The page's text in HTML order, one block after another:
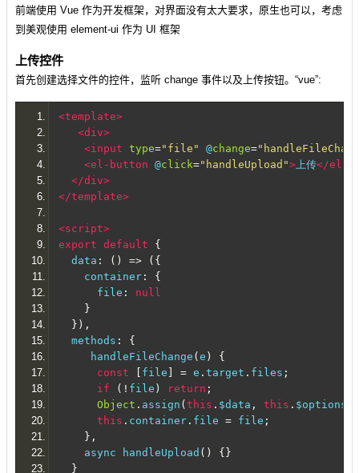
前端使用 Vue 作为开发框架，对界面没有太大要求，原生也可以，考虑
到美观使用 element-ui 作为 UI 框架
上传控件
首先创建选择文件的控件，监听 change 事件以及上传按钮。“vue”:
<template>
<div>
<input type="file" @change=
<el-button @click="handleUpload">上传</el-
</div>
</template>
<script>
export default
{
data : () =>
({
container :
{
file :
null
}
}),
methods :
{
handleFileChange ( e )
{
const
file = e . target . files ;
if
(! file ) return ;
Object . assign ( this . $data , this . $options
this . container . file = file ;
},
async handleUpload ()
{}
}